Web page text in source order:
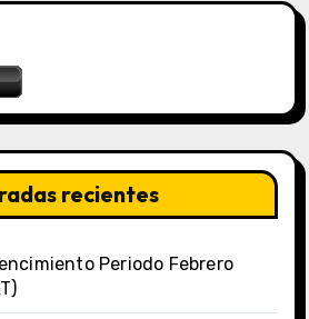
recientes
Periodo Febrero